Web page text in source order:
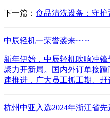
下一篇： 食品清洗设备：守
中辰轻机一荣誉袭来~~~
新年伊始，中辰轻机吹响冲锋
聚力开新局。国内外订单接
速推进，广大员工抓工期、赶
杭州中亚入选2024年浙江省